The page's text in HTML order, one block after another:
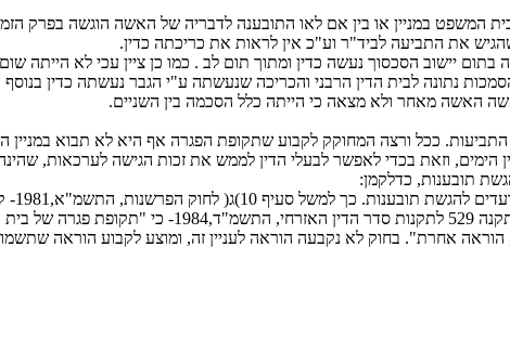
המשפט במניין או בין אם לאו התובענה לדבריה של האשה הוגשה בפרק
את התביעה לביד"ר וע"כ אין לראות את כריכתה כדין.
יישוב הסכסוך נעשה כדין ומתוך תום לב . כמו כן ציין עכי לא הייתה
נתונה לבית הדין הרבני והכריכה שנעשתה ע"י הגבר נעשתה כדין
האשה מאחר ולא מצאה כי הייתה כלל הסכמה בין השניים.
ככל ורצה המחוקק לקבוע שתקופת הפגרה אף היא לא תבוא במניין
הימים, וזאת בכדי לאפשר לבעלי הדין לממש את זכות הגישה לערכאות,
תובענות, כדלקמן:
חיקוק, זולת אם הם הימים האחרונים שבתקופה". לעומת
אחרת". בחוק לא נקבעה הוראה לעניין זה, ומוצע לקבוע הוראה